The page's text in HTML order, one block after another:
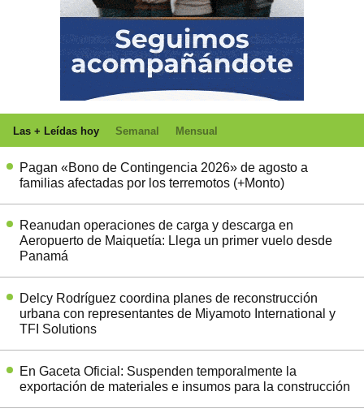
Las + Leídas hoy Semanal Mensual
Pagan «Bono de Contingencia 2026» de agosto a
familias afectadas por los terremotos (+Monto)
Reanudan operaciones de carga y descarga en
Aeropuerto de Maiquetía: Llega un primer vuelo desde
Panamá
Delcy Rodríguez coordina planes de reconstrucción
urbana con representantes de Miyamoto International y
TFI Solutions
En Gaceta Oficial: Suspenden temporalmente la
exportación de materiales e insumos para la construcción